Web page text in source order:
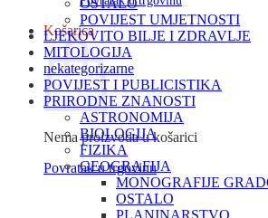
Košarica
Nema proizvoda u košarici
Povratak u trgovinu
OSTALO
POVIJEST UMJETNOSTI
LJEKOVITO BILJE I ZDRAVLJE
MITOLOGIJA
nekategorizarne
POVIJEST I PUBLICISTIKA
PRIRODNE ZNANOSTI
ASTRONOMIJA
BIOLOGIJA
FIZIKA
GEOGRAFIJA
MONOGRAFIJE
OSTALO
PLANINARSTVO